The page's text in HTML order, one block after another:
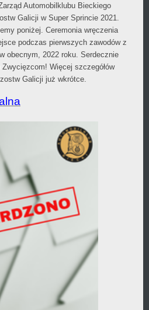
Automobilklubu Bieckiego
Galicji w Super Sprincie 2021.
poniżej. Ceremonia wręczenia
podczas pierwszych zawodów z
obecnym, 2022 roku. Serdecznie
Więcej szczegółów
Galicji już wkrótce.